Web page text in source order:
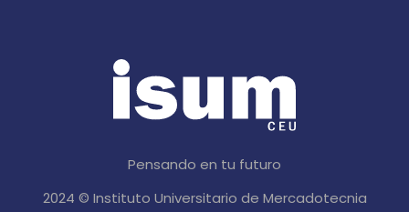
Pensando en tu futuro
2024 © Instituto Universitario de Mercadotecnia